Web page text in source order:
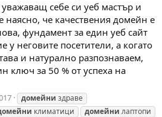
себе си уеб мастър и
наясно, че качествения домейн е
фундамент за един уеб сайт
у неговите посетители, а когато
и натурално разпознаваем,
ключ за 50 % от успеха на
домейни здраве
климатици домейни лаптопи